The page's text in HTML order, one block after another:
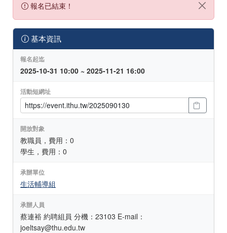
報名已結束！
基本資訊
報名起迄
2025-10-31 10:00 ~ 2025-11-21 16:00
活動短網址
開放對象
教職員，費用：0
學生，費用：0
承辦單位
生活輔導組
承辦人員
蔡連裕 約聘組員 分機：23103 E-mail：
joeltsay@thu.edu.tw